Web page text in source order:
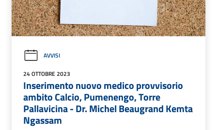
AVVISI
24 OTTOBRE 2023
Inserimento nuovo medico provvisorio
ambito Calcio, Pumenengo, Torre
Pallavicina - Dr. Michel Beaugrand Kemta
Ngassam